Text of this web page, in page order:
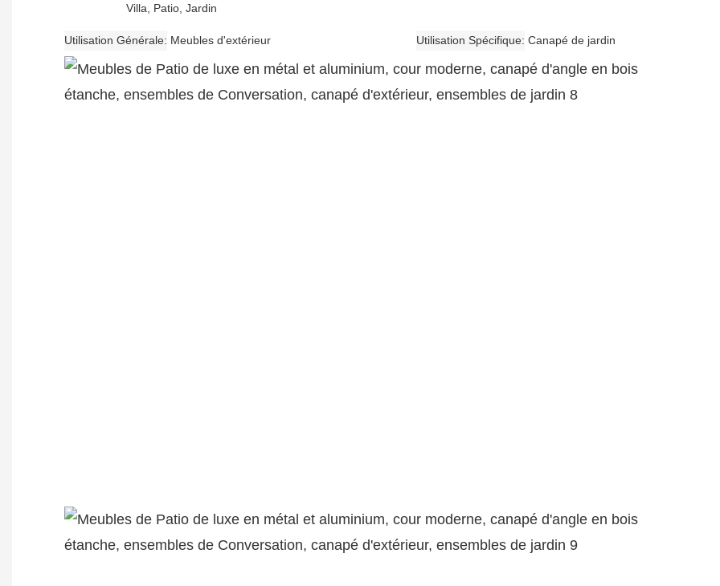
Villa, Patio, Jardin
Utilisation Générale Meubles d'extérieur Utilisation Spécifique Canapé de jardin